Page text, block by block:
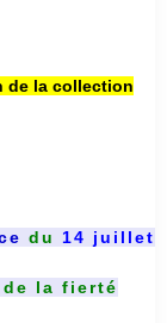
de la collection
du 14 juillet
de la fierté